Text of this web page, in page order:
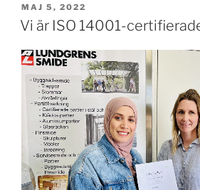
PUBLICERAT
MAJ 5, 2022
Vi är ISO 14001-